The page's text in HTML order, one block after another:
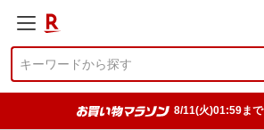
8/11(火)01:59まで